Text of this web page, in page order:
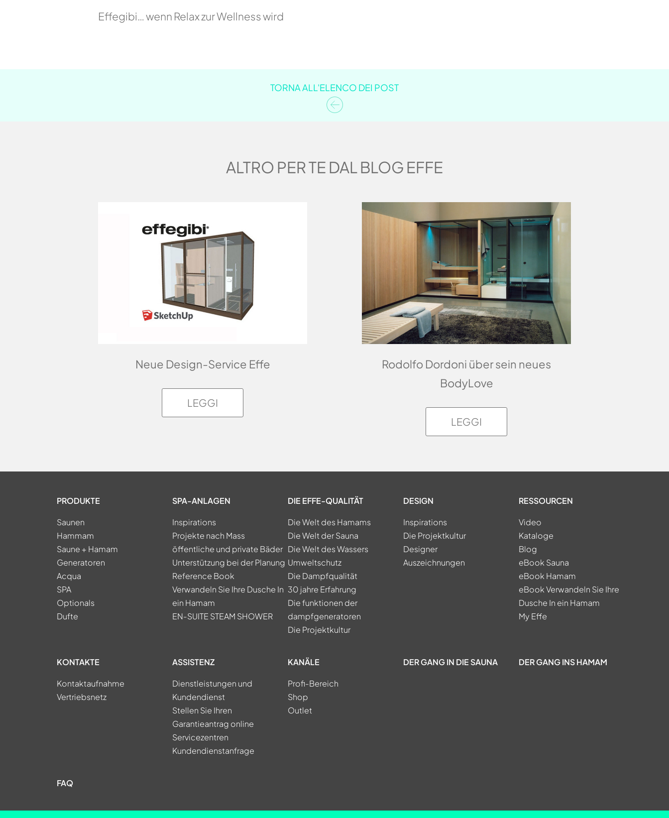
Effegibi… wenn Relax zur Wellness wird
TORNA ALL'ELENCO DEI POST
ALTRO PER TE DAL BLOG EFFE
Neue Design-Service Effe
LEGGI
Rodolfo Dordoni über sein neues
BodyLove
LEGGI
PRODUKTE
Saunen
Hammam
Saune + Hamam
Generatoren
Acqua
SPA
Optionals
Dufte
SPA-ANLAGEN
Inspirations
Projekte nach Mass
öffentliche und private Bäder
Unterstützung bei der Planung
Reference Book
Verwandeln Sie Ihre Dusche In
ein Hamam
EN-SUITE STEAM SHOWER
DIE EFFE-QUALITÄT
Die Welt des Hamams
Die Welt der Sauna
Die Welt des Wassers
Umweltschutz
Die Dampfqualität
30 jahre Erfahrung
Die funktionen der
dampfgeneratoren
Die Projektkultur
DESIGN
Inspirations
Die Projektkultur
Designer
Auszeichnungen
RESSOURCEN
Video
Kataloge
Blog
eBook Sauna
eBook Hamam
eBook Verwandeln Sie Ihre
Dusche In ein Hamam
My Effe
KONTAKTE
Kontaktaufnahme
Vertriebsnetz
ASSISTENZ
Dienstleistungen und
Kundendienst
Stellen Sie Ihren
Garantieantrag online
Servicezentren
Kundendienstanfrage
KANÄLE
Profi-Bereich
Shop
Outlet
DER GANG IN DIE SAUNA DER GANG INS HAMAM
FAQ